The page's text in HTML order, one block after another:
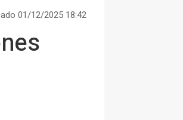
01/12/2025 18:42